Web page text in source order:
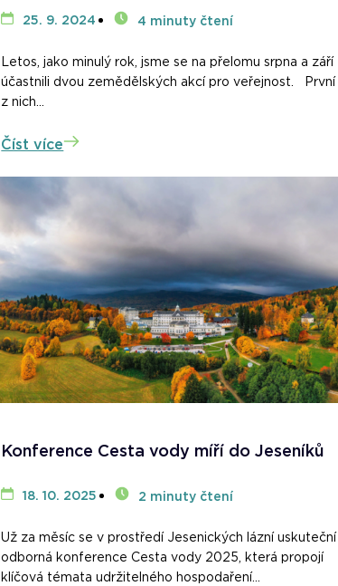
25. 9. 2024 4 minuty čtení
Letos, jako minulý rok, jsme se na přelomu srpna a září
účastnili dvou zemědělských akcí pro veřejnost. První
z nich...
Číst více
Konference Cesta vody míří do Jeseníků
18. 10. 2025 2 minuty čtení
Už za měsíc se v prostředí Jesenických lázní uskuteční
odborná konference Cesta vody 2025, která propojí
klíčová témata udržitelného hospodaření...